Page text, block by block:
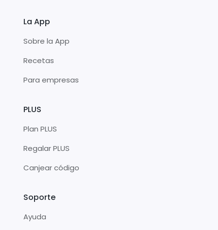
La App
Sobre la App
Recetas
Para empresas
PLUS
Plan PLUS
Regalar PLUS
Canjear código
Soporte
Ayuda